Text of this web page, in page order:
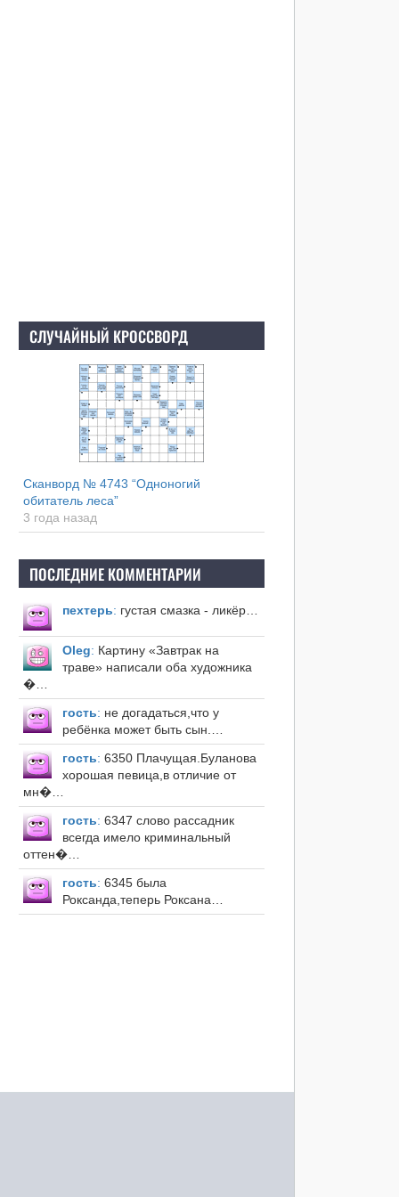
СЛУЧАЙНЫЙ КРОССВОРД
Сканворд № 4743 “Одноногий
обитатель леса”
3 года назад
ПОСЛЕДНИЕ КОММЕНТАРИИ
пехтерь: густая смазка - ликёр…
Оleg: Картину «Завтрак на
траве» написали оба художника
�…
гость: не догадаться,что у
ребёнка может быть сын.…
гость: 6350 Плачущая.Буланова
хорошая певица,в отличие от
мн�…
гость: 6347 слово рассадник
всегда имело криминальный
оттен�…
гость: 6345 была
Роксанда,теперь Роксана…